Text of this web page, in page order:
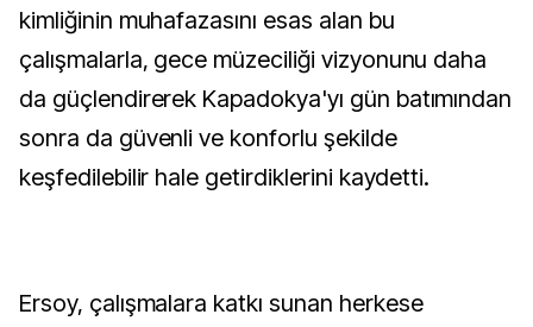
kimliğinin muhafazasını esas alan bu
çalışmalarla, gece müzeciliği vizyonunu daha
da güçlendirerek Kapadokya'yı gün batımından
sonra da güvenli ve konforlu şekilde
keşfedilebilir hale getirdiklerini kaydetti.
Ersoy, çalışmalara katkı sunan herkese